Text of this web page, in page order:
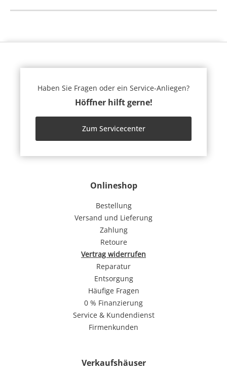
Onlineshop
Bestellung
Versand und Lieferung
Zahlung
Retoure
Vertrag widerrufen
Reparatur
Entsorgung
Häufige Fragen
0 % Finanzierung
Service & Kundendienst
Firmenkunden
Verkaufshäuser
Haben Sie Fragen oder ein Service-Anliegen?
Höffner hilft gerne!
Zum Servicecenter